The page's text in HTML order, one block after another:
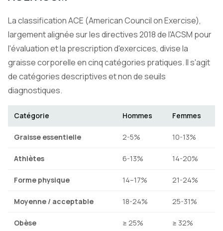
La classification ACE (American Council on Exercise),
largement alignée sur les directives 2018 de l'ACSM pour
l'évaluation et la prescription d'exercices, divise la
graisse corporelle en cinq catégories pratiques. Il s'agit
de catégories descriptives et non de seuils
diagnostiques.
Catégorie Hommes Femmes
Graisse essentielle 2-5% 10-13%
Athlètes 6-13% 14-20%
Forme physique 14–17% 21-24%
Moyenne / acceptable 18-24% 25-31%
Obèse ≥ 25% ≥ 32%